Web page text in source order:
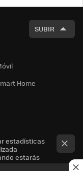
SUBIR
Home
estadísticas
estarás